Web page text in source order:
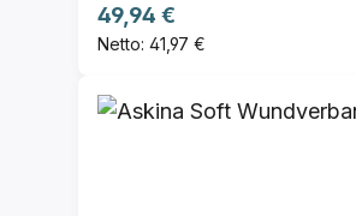
Regulärer Preis:
49,94 €
Netto: 41,97 €